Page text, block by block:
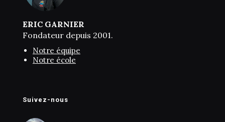
ERIC GARNIER
Fondateur depuis 2001.
Notre équipe
Notre école
Suivez-nous